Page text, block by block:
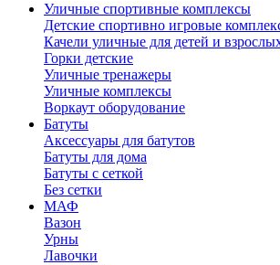
Уличные спортивные комплексы
Детские спортивно игровые
Качели уличные для детей и
Горки детские
Уличные тренажеры
Уличные комплексы
Воркаут оборудование
Батуты
Аксессуары для батутов
Батуты для дома
Батуты с сеткой
Без сетки
МАФ
Вазон
Урны
Лавочки